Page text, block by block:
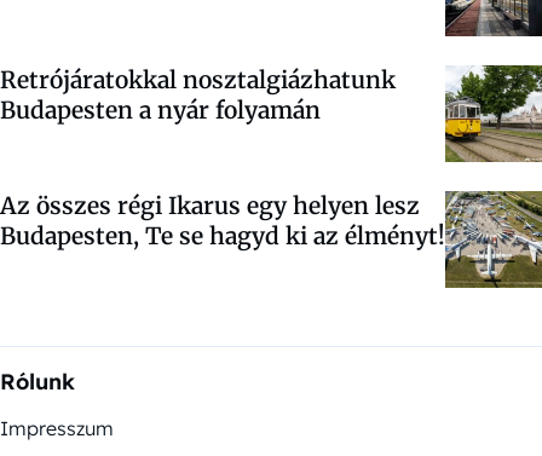
Retrójáratokkal nosztalgiázhatunk
Budapesten a nyár folyamán
Az összes régi Ikarus egy helyen lesz
Budapesten, Te se hagyd ki az élményt!
Rólunk
Impresszum